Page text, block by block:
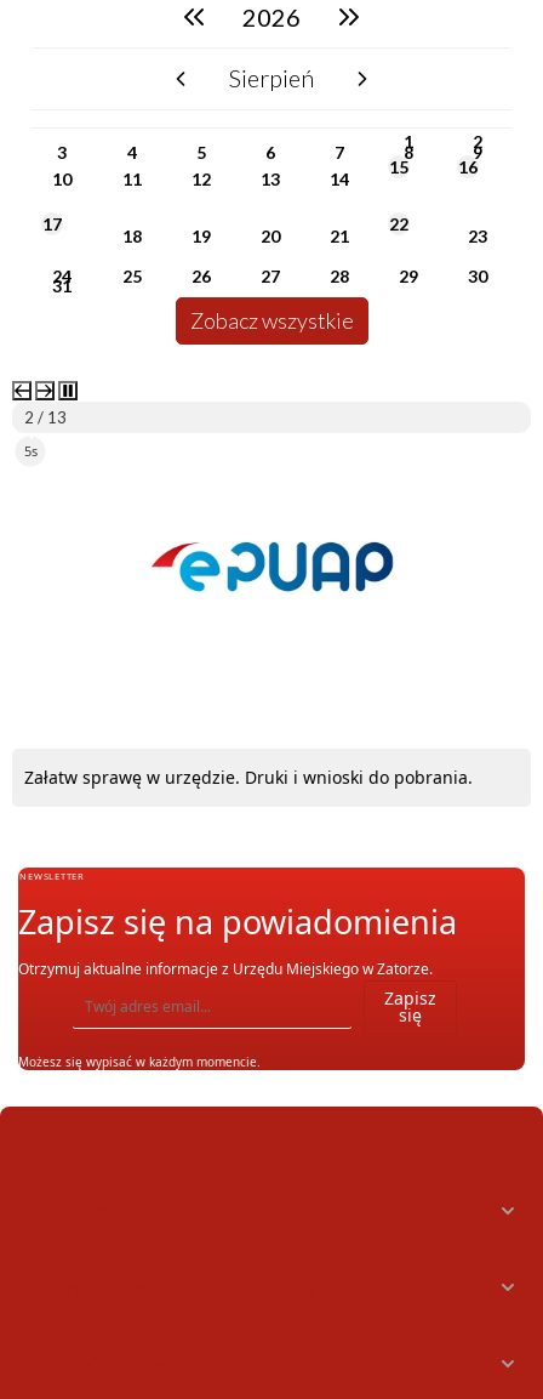
poprzedni rok2026 następny rok
poprzedni miesiącSierpień następny miesiąc
1 2
3 4 5 6 7 8
9
10
11 12 13 14
15 16
17
18 19 20 21
22
23
24
25 26 27 28 29 30
31
Zobacz wszystkie
2 / 13
5s
Załatw sprawę w urzędzie. Druki i wnioski do pobrania.
NEWSLETTER
Zapisz się na powiadomienia
Otrzymuj aktualne informacje z Urzędu Miejskiego w Zatorze.
Zapisz
się
Możesz się wypisać w każdym momencie.